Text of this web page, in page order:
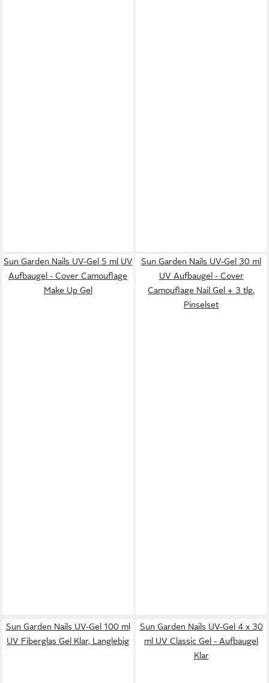
Sun Garden Nails UV-Gel 5 ml UV
Aufbaugel - Cover Camouflage
Make Up Gel
Sun Garden Nails UV-Gel 30 ml
UV Aufbaugel - Cover
Camouflage Nail Gel + 3 tlg.
Pinselset
Sun Garden Nails UV-Gel 100 ml
UV Fiberglas Gel Klar, Langlebig
Sun Garden Nails UV-Gel 4 x 30
ml UV Classic Gel - Aufbaugel
Klar